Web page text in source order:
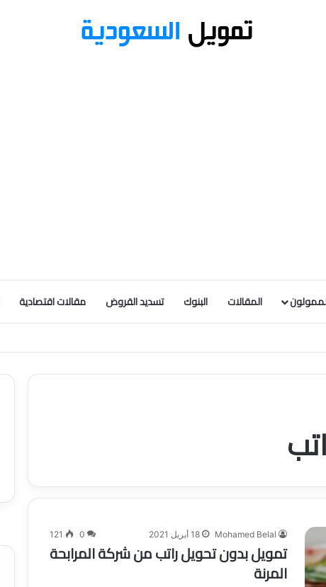
المقالات البنوك تسديد القروض مقالات اقتصادية
بأسلوب عصري وآمن
Mohamed Belal 18 أبريل 2021 0
121
تمويل بدون تحويل راتب من شركة المرابحة
المرنة